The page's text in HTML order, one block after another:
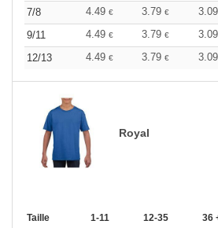
7/8
4.49 € 3.79 € 3.09
9/11
4.49 € 3.79 € 3.09
12/13
4.49 € 3.79 € 3.09
Royal
Taille 1-11 12-35 36